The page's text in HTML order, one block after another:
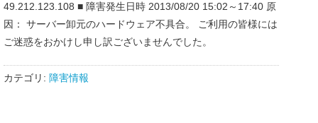
49.212.123.108 ■ 障害発生日時 2013/08/20 15:02～17:40 原
因： サーバー卸元のハードウェア不具合。 ご利用の皆様には
ご迷惑をおかけし申し訳ございませんでした。
カテゴリ: 障害情報